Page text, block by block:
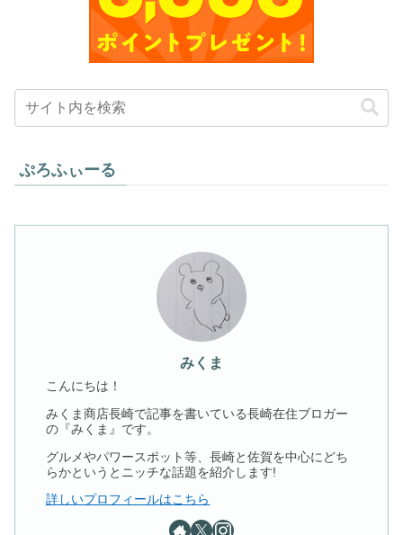
ぷろふぃーる
みくま
こんにちは！
みくま商店長崎で記事を書いている長崎在住ブロガー
の『みくま』です。
グルメやパワースポット等、長崎と佐賀を中心にどち
らかというとニッチな話題を紹介します!
詳しいプロフィールはこちら